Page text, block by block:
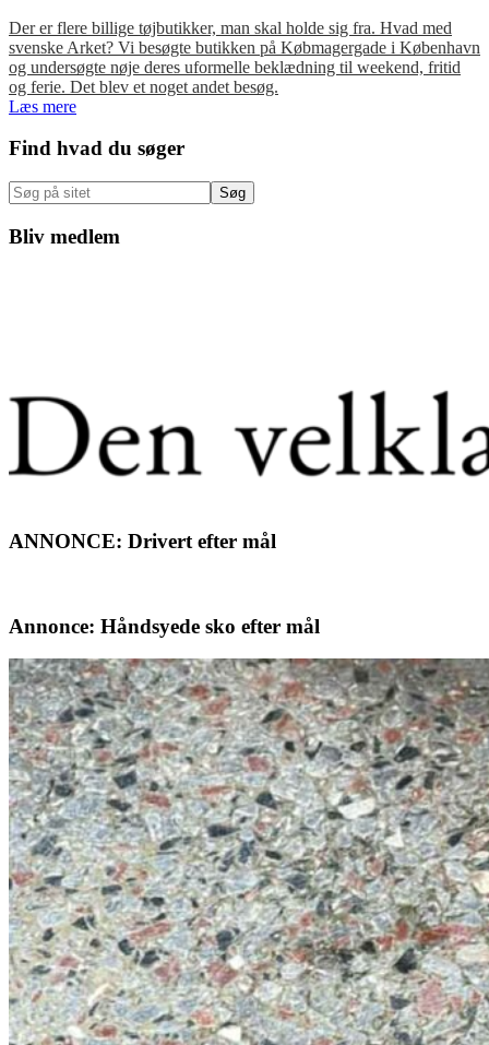
Der er flere billige tøjbutikker, man skal holde sig fra. Hvad med
svenske Arket? Vi besøgte butikken på Købmagergade i København
og undersøgte nøje deres uformelle beklædning til weekend, fritid
og ferie. Det blev et noget andet besøg.
Læs mere
Primær
Sidebar
Find hvad du søger
Søg
på
sitet
Bliv medlem
ANNONCE: Drivert efter mål
Annonce: Håndsyede sko efter mål